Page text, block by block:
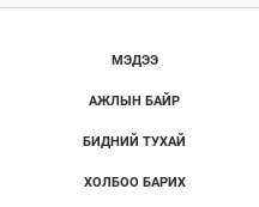
МЭДЭЭ
АЖЛЫН БАЙР
БИДНИЙ ТУХАЙ
ХОЛБОО БАРИХ